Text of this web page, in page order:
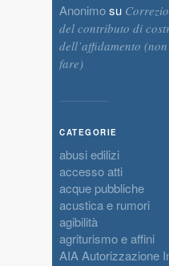
Anonimosu
del contributo di
dell’affidamento
fare)
CATEGORIE
abusi edilizi
accesso atti
acque pubbliche
acustica e rumori
agibilità
agriturismo e affini
AIA Autorizzazione